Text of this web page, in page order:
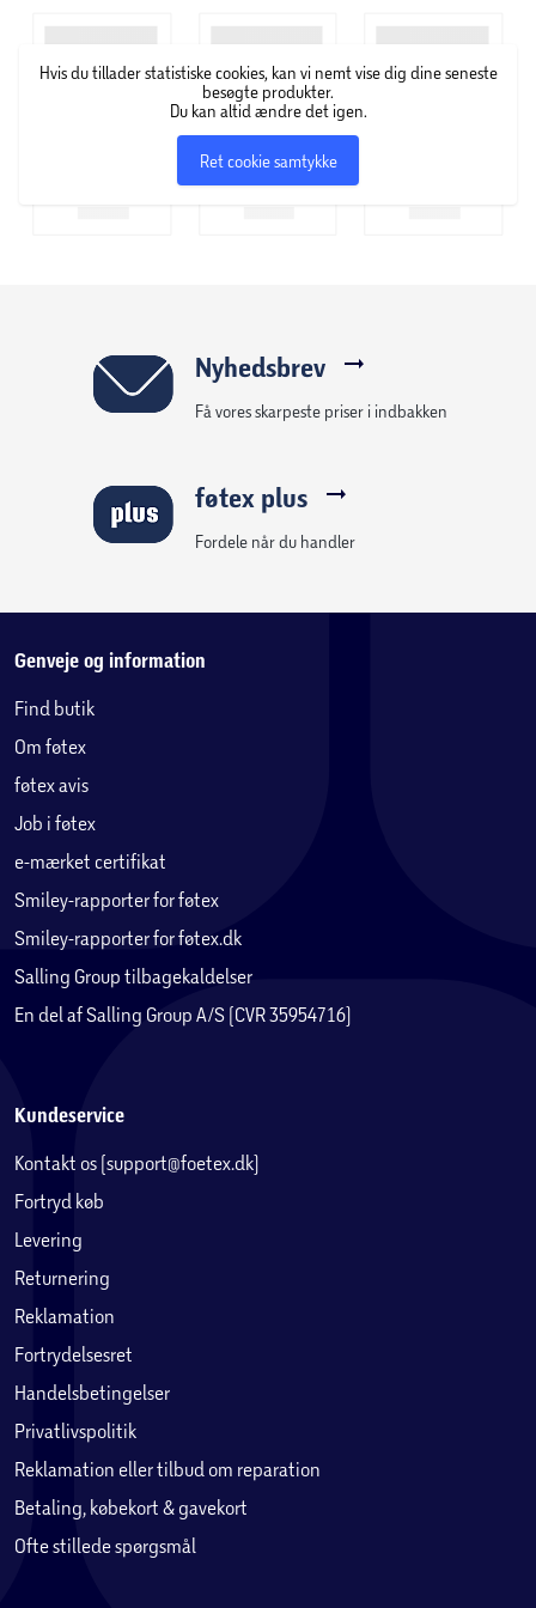
Hvis du tillader statistiske cookies, kan vi nemt vise dig dine seneste
besøgte produkter.
Du kan altid ændre det igen.
Ret cookie samtykke
Nyhedsbrev
Få vores skarpeste priser i indbakken
føtex plus
Fordele når du handler
Genveje og information
Find butik
Om føtex
føtex avis
Job i føtex
e-mærket certifikat
Smiley-rapporter for føtex
Smiley-rapporter for føtex.dk
Salling Group tilbagekaldelser
En del af Salling Group A/S (CVR 35954716)
Kundeservice
Kontakt os (support@foetex.dk)
Fortryd køb
Levering
Returnering
Reklamation
Fortrydelsesret
Handelsbetingelser
Privatlivspolitik
Reklamation eller tilbud om reparation
Betaling, købekort & gavekort
Ofte stillede spørgsmål